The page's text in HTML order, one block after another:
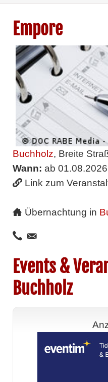
Empore
Buchholz, Breite
Wann: ab
Link zum
Übernachtung in
Events &
Buchholz